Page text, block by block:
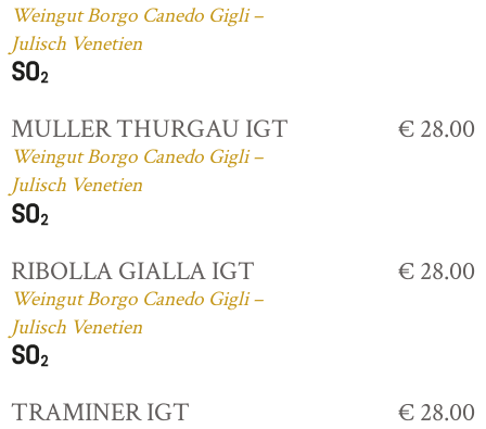
Weingut Borgo Canedo Gigli –
Julisch Venetien
MULLER THURGAU IGT
Weingut Borgo Canedo Gigli –
Julisch Venetien
€ 28.00
RIBOLLA GIALLA IGT
Weingut Borgo Canedo Gigli –
Julisch Venetien
€ 28.00
TRAMINER IGT € 28.00